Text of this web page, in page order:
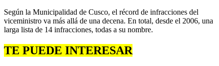
Según la Municipalidad de Cusco, el récord de infracciones del
viceministro va más allá de una decena. En total, desde el 2006, una
larga lista de 14 infracciones, todas a su nombre.
TE PUEDE INTERESAR